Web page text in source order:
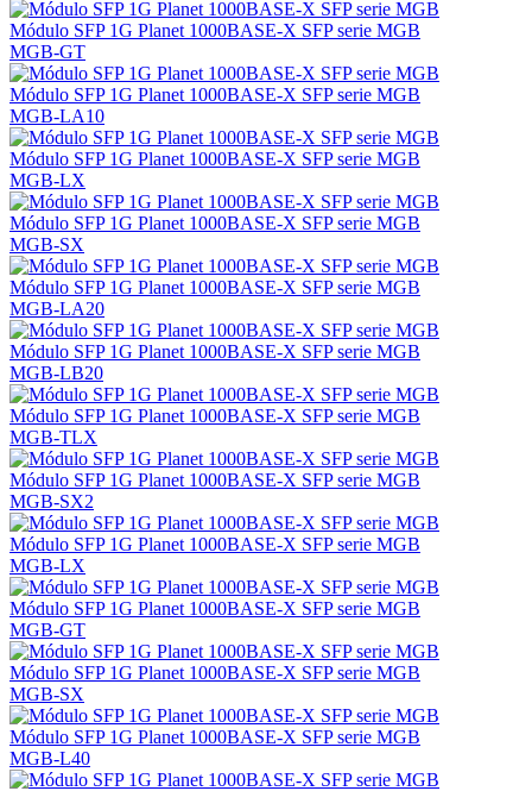
Módulo SFP 1G Planet 1000BASE-X SFP serie MGB
MGB-GT
Módulo SFP 1G Planet 1000BASE-X SFP serie MGB
MGB-LA10
Módulo SFP 1G Planet 1000BASE-X SFP serie MGB
MGB-LX
Módulo SFP 1G Planet 1000BASE-X SFP serie MGB
MGB-SX
Módulo SFP 1G Planet 1000BASE-X SFP serie MGB
MGB-LA20
Módulo SFP 1G Planet 1000BASE-X SFP serie MGB
MGB-LB20
Módulo SFP 1G Planet 1000BASE-X SFP serie MGB
MGB-TLX
Módulo SFP 1G Planet 1000BASE-X SFP serie MGB
MGB-SX2
Módulo SFP 1G Planet 1000BASE-X SFP serie MGB
MGB-LX
Módulo SFP 1G Planet 1000BASE-X SFP serie MGB
MGB-GT
Módulo SFP 1G Planet 1000BASE-X SFP serie MGB
MGB-SX
Módulo SFP 1G Planet 1000BASE-X SFP serie MGB
MGB-L40